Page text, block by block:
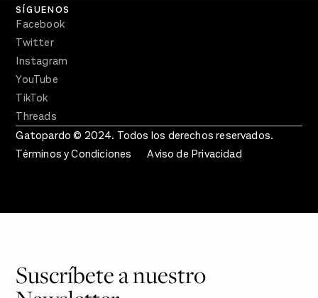
SÍGUENOS
Facebook
Twitter
Instagram
YouTube
TikTok
Threads
Gatopardo © 2024. Todos los derechos reservados.
Términos y Condiciones
Aviso de Privacidad
Suscríbete a nuestro